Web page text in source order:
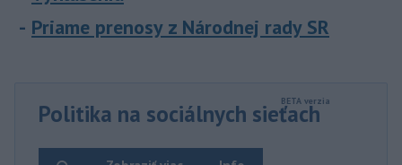
Priame prenosy z Národnej rady SR
Politika na sociálnych sieťach